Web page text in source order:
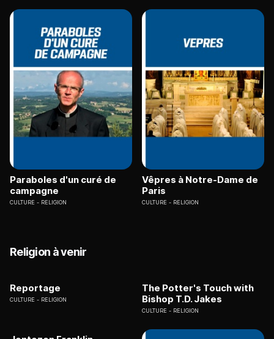
Paraboles d'un curé de
campagne
CULTURE RELIGION
Vêpres à Notre-Dame de
Paris
CULTURE RELIGION
Religion à venir
Reportage
CULTURE RELIGION
The Potter's Touch with
Bishop T.D. Jakes
CULTURE RELIGION